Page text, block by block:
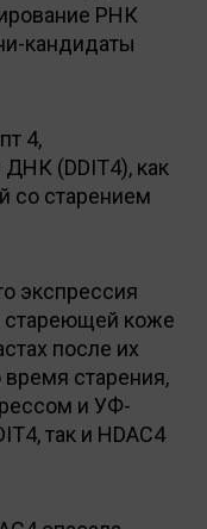
РНК
кандидаты
4,
(DDIT4), как
со старением
экспрессия
стареющей коже
после их
старения,
и УФ-
так и HDAC4